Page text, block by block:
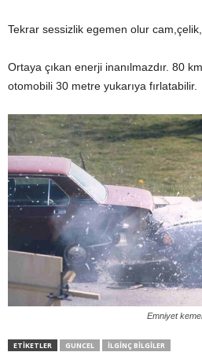
Tekrar sessizlik egemen olur
Ortaya çıkan enerji inanılmazdır. 80
otomobili 30 metre yukarıya fırlatabilir.
Emniyet
ETIKETLER GUNCEL İLGINÇ BILGILER